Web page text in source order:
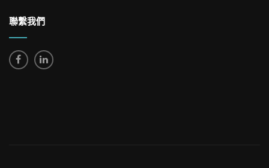
聯繫我們